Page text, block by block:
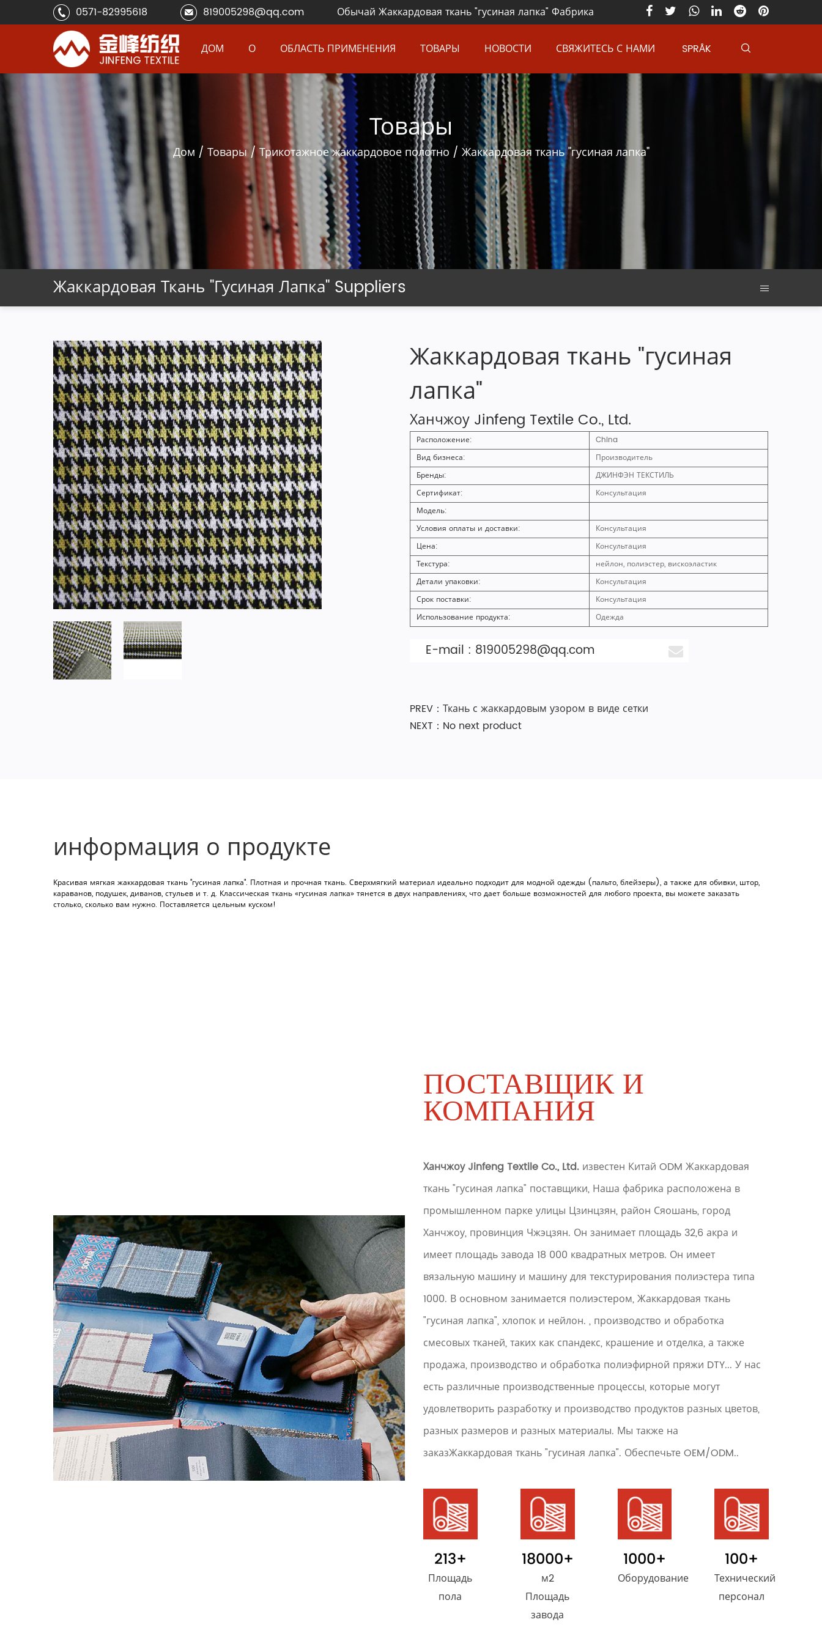
0571-82995618 819005298@qq.com Обычай Жаккардовая ткань "гусиная лапка" Фабрика
ДОМ О ОБЛАСТЬ ПРИМЕНЕНИЯ ТОВАРЫ НОВОСТИ СВЯЖИТЕСЬ С НАМИ SPRÅK
Товары
Дом / Товары/Трикотажное жаккардовое полотно / Жаккардовая ткань "гусиная лапка"
Жаккардовая Ткань "гусиная Лапка" Suppliers
Жаккардовая ткань "гусиная
лапка"
Ханчжоу Jinfeng Textile Co., Ltd.
Расположение:
China
Вид бизнеса:
Производитель
Бренды:
ДЖИНФЭН ТЕКСТИЛЬ
Сертификат:
Консультация
Модель:
Условия оплаты и доставки:
Консультация
Цена:
Консультация
Текстура:
нейлон, полиэстер, вискоэластик
Детали упаковки:
Консультация
Срок поставки:
Консультация
Использование продукта:
Одежда
E-mail : 819005298@qq.com
PREV：Ткань с жаккардовым узором в виде сетки
NEXT：No next product
информация о продукте
Красивая мягкая жаккардовая ткань "гусиная лапка". Плотная и прочная ткань. Сверхмягкий материал идеально подходит для модной одежды (пальто, блейзеры), а также для обивки, штор,
караванов, подушек, диванов, стульев и т. д. Классическая ткань «гусиная лапка» тянется в двух направлениях, что дает больше возможностей для любого проекта, вы можете заказать
столько, сколько вам нужно. Поставляется цельным куском!
ПОСТАВЩИК И
КОМПАНИЯ
Ханчжоу Jinfeng Textile Co., Ltd. известен Китай ODM Жаккардовая
ткань "гусиная лапка" поставщики, Наша фабрика расположена в
промышленном парке улицы Цзинцзян, район Сяошань, город
Ханчжоу, провинция Чжэцзян. Он занимает площадь 32,6 акра и
имеет площадь завода 18 000 квадратных метров. Он имеет
вязальную машину и машину для текстурирования полиэстера типа
1000. В основном занимается полиэстером, Жаккардовая ткань
"гусиная лапка", хлопок и нейлон. , производство и обработка
смесовых тканей, таких как спандекс, крашение и отделка, а также
продажа, производство и обработка полиэфирной пряжи DTY... У нас
есть различные производственные процессы, которые могут
удовлетворить разработку и производство продуктов разных цветов,
разных размеров и разных материалы. Мы также на
заказЖаккардовая ткань "гусиная лапка". Обеспечьте OEM/ODM..
213+
Площадь
пола
18000+
м2
Площадь
завода
1000+
Оборудование
100+
Технический
персонал